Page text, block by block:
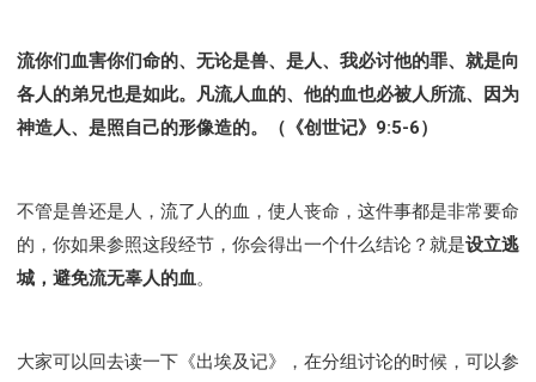
恩典和真理系列
001C课程 - 灵界故事
004课程 - 华人命定神学理念
101课程 - 从寻求到信徒
102课程 - 医治释放中阶
308课程 - 牧养理论基础培训
Y131课程 - 主动学习
研习会01 - 如何读圣经
研习会01 - 得着命定成为祝福
流你们血害你们命的、无论是兽、是人、我必讨他的罪、就是向
各人的弟兄也是如此。凡流人血的、他的血也必被人所流、因为
神造人、是照自己的形像造的。（《创世记》9:5-6）
不管是兽还是人，流了人的血，使人丧命，这件事都是非常要命
的，你如果参照这段经节，你会得出一个什么结论？就是设立逃
城，避免流无辜人的血。
大家可以回去读一下《出埃及记》，在分组讨论的时候，可以参